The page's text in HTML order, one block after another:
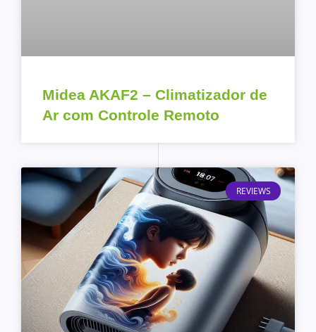
Midea AKAF2 – Climatizador de
Ar com Controle Remoto
REVIEWS